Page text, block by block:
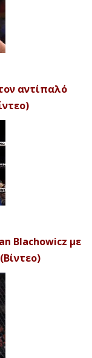
αντίπαλό
Blachowicz με